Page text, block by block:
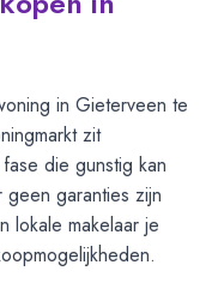
in Gieterveen te
zit
die gunstig kan
garanties zijn
lokale makelaar je